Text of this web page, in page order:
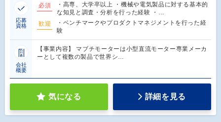
応募
資格
必須
・高専、大学卒以上 ・機械や電気製品に対する基本的
な知見と調査・分析を行った経験 ・…
歓迎
・ベンチマークやプロダクトマネジメントを行った経
験
会社
概要
【事業内容】 マブチモーターは小型直流モーター専業メーカ
ーとして複数の製品で世界シ…
気になる 詳細を見る